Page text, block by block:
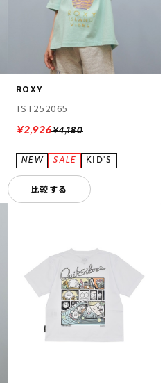
ROXY
TST252065
¥4,180
¥2,926
比較する